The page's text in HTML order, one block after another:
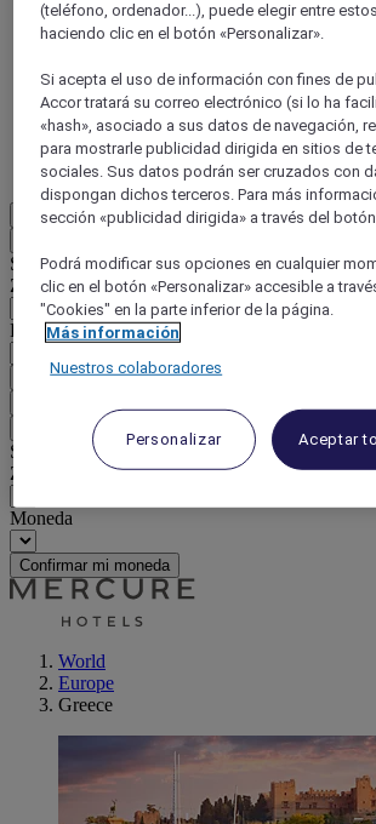
ALL Accor+ Voyager
marcas
ÚNETE YA
Más
Seleccione su país e idioma a continuación
Zona geográfica
País / Región - Idioma
Confirmar mi país e idioma
Seleccione su moneda a continuación
Zona geográfica
Moneda
Confirmar mi moneda
World
Europe
Greece
(teléfono, ordenador...), puede elegir entre
haciendo clic en el botón «Personalizar».
Si acepta el uso de información con fines de
Accor tratará su correo electrónico (si lo ha
«hash», asociado a sus datos de navegación,
para mostrarle publicidad dirigida en sitios de
sociales. Sus datos podrán ser cruzados con
dispongan dichos terceros. Para más
sección «publicidad dirigida» a través del botón
Podrá modificar sus opciones en cualquier
clic en el botón «Personalizar» accesible a
"Cookies" en la parte inferior de la página.
Más información
Nuestros colaboradores
Personalizar Aceptar